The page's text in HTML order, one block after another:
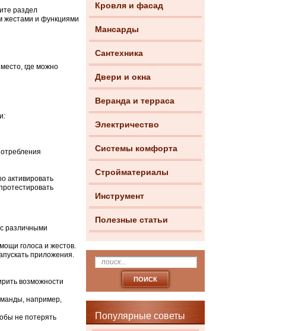
Кровля и фасад
Мансарды
Сантехника
Двери и окна
Веранда и терраса
Электричество
Системы комфорта
Стройматериалы
Инструмент
Полезные статьи
Популярные советы
раздел
жестами и функциями
где можно
активировать
различными
голоса и жестов.
приложения.
возможности
например,
не потерять